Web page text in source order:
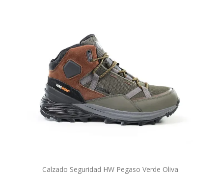
Calzado Seguridad HW Pegaso Verde Oliva